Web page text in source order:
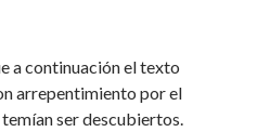
a continuación el texto
arrepentimiento por el
ser descubiertos.